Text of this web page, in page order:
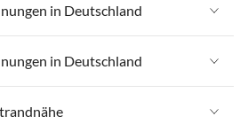
in Deutschland
in Deutschland